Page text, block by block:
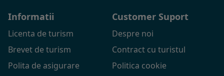
Informatii
Licenta de turism
Brevet de turism
Polita de asigurare
Customer Suport
Despre noi
Contract cu turistul
Politica cookie